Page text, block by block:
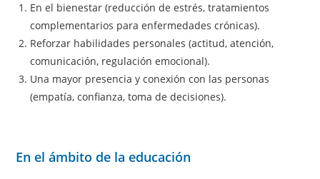
En el bienestar (reducción de estrés, tratamientos
complementarios para enfermedades crónicas).
Reforzar habilidades personales (actitud, atención,
comunicación, regulación emocional).
Una mayor presencia y conexión con las personas
(empatía, confianza, toma de decisiones).
En el ámbito de la educación